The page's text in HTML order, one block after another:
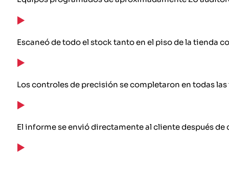
Escaneó de todo el stock tanto en el piso de la tienda
Los controles de precisión se completaron en todas
El informe se envió directamente al cliente después